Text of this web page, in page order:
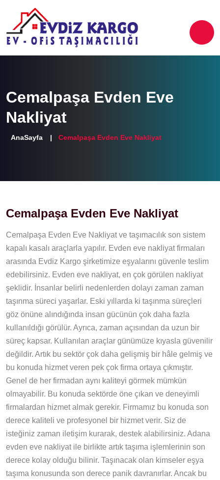
Cemalpaşa Evden Eve
Nakliyat
AnaSayfa Cemalpaşa Evden Eve Nakliyat
Cemalpaşa Evden Eve Nakliyat
Cemalpaşa Evden Eve Nakliyat ve taşımacılık son sistem
kapalı kasalı araçlarla yapılır. Evden eve nakliyat firmaları
arasında Evdiz Kargo şirketimize eşyalarını güvenle teslim
edebilirsiniz. Evden eve nakliyat, en çok görülen nakliyat
şeklidir. İnsanlar belirli nedenlerden dolayı zaman zaman
taşınma süreci yaşarlar. Eski yıllarda ki taşınma süreçleri
göz önüne alındığında insan gücünün çok daha fazla
kullanıldığı görülür. Ayrıca, zaman açısından da uzun bir
süreç kapsar. Kullanılan araçlar günümüze kıyasla güvenilir
değildir. Artık bu sektör çok daha gelişmiş bir hâle gelmiş ve
bu konuda hizmet veren pek çok firma ortaya çıkmıştır.
Genel de her firmadan aynı kaliteyi görmek mümkün
olmayabilir. Bu konuda sektörde öne çıkan ve deneyimli
firmalardan hizmet almak gerekir. Firmamız bu konuda son
derece kaliteli ve profesyonel bir hizmet verir. Siz de
isteğiniz zaman iletişim kurarak, destek alabilirsiniz. Adana
evden eve nakliyat ile birlikte artık taşıma işlemlerinin son
derece kolay olduğu bilinir. Taşınacak olan kimseler eşya
taşıma konusunda son derece panik davranırlar. Ancak bu